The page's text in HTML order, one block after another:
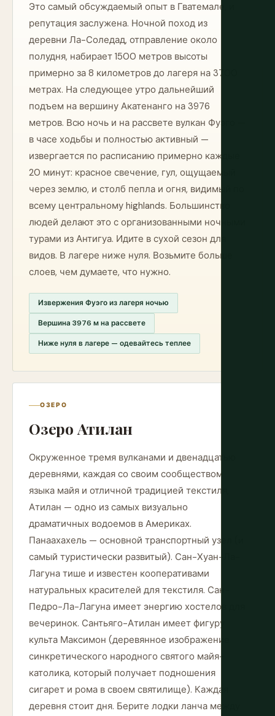
Это самый обсуждаемый опыт в Гватемале, и
репутация заслужена. Ночной поход из
деревни Ла-Соледад, отправление около
полудня, набирает 1500 метров высоты
примерно за 8 километров до лагеря на 3700
метрах. На следующее утро дальнейший
подъем на вершину Акатенанго на 3976
метров. Всю ночь и на рассвете вулкан Фуэго —
в часе ходьбы и полностью активный —
извергается по расписанию примерно каждые
20 минут: красное свечение, гул, ощущаемый
через землю, и столб пепла и огня, видимый по
всему центральному highlands. Большинство
людей делают это с организованными ночными
турами из Антигуа. Идите в сухой сезон для
видов. В лагере ниже нуля. Возьмите больше
слоев, чем думаете, что нужно.
Извержения Фуэго из лагеря ночью
Вершина 3976 м на рассвете
Ниже нуля в лагере — одевайтесь теплее
ОЗЕРО
Озеро Атилан
Окруженное тремя вулканами и двенадцатью
деревнями, каждая со своим сообществом
языка майя и отличной традицией текстиля,
Атилан — одно из самых визуально
драматичных водоемов в Америках.
Панаахахель — основной транспортный узел (и
самый туристически развитый). Сан-Хуан-Ла-
Лагуна тише и известен кооперативами
натуральных красителей для текстиля. Сан-
Педро-Ла-Лагуна имеет энергию хостелов для
вечеринок. Сантьяго-Атилан имеет фигуру
культа Максимон (деревянное изображение
синкретического народного святого майя-
католика, который получает подношения
сигарет и рома в своем святилище). Каждая
деревня стоит дня. Берите лодки ланча между